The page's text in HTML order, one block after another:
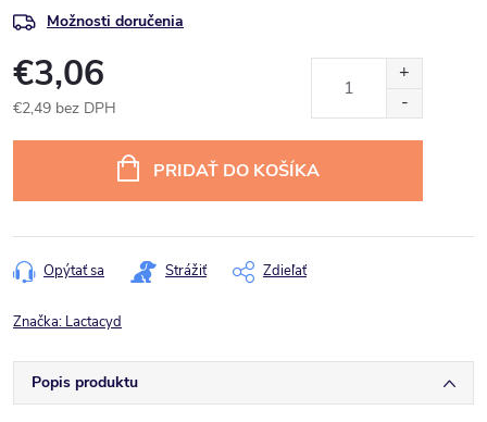
Možnosti doručenia
€3,06
€2,49 bez DPH
PRIDAŤ DO KOŠÍKA
Opýtať sa Strážiť Zdieľať
Značka: Lactacyd
Popis produktu